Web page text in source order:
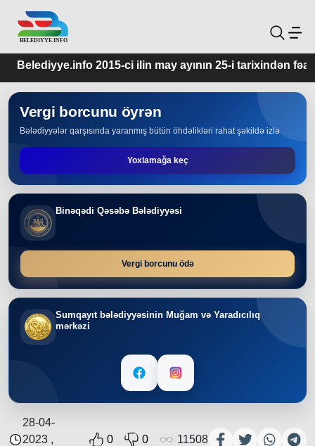
2015-ci ilin may ayının 25-i tarixindən
Vergi borcunu öyrən
Bələdiyyələr qarşısında yaranmış bütün öhdəlikləri rahat şəkildə izlə
Yoxlamağa keç
Binəqədi Qəsəbə Bələdiyyəsi
Vergi borcunu ödə
Sumqayıt bələdiyyəsinin Muğam və Yaradıcılıq
mərkəzi
28-04-
2023 ,
0 0 11508